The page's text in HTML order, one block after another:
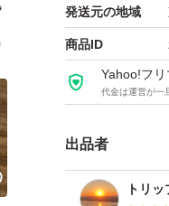
発送元の地域
商品ID
Yahoo!フ
代金は運営が一
出品者
トリッ
いいね！